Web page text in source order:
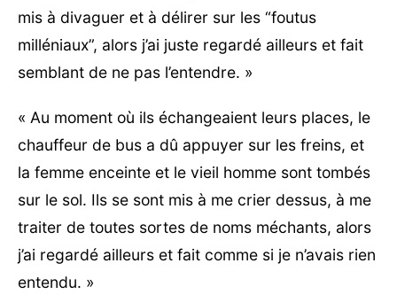
mis à divaguer et à délirer sur les “foutus
milléniaux”, alors j’ai juste regardé ailleurs et fait
semblant de ne pas l’entendre. »
« Au moment où ils échangeaient leurs places, le
chauffeur de bus a dû appuyer sur les freins, et
la femme enceinte et le vieil homme sont tombés
sur le sol. Ils se sont mis à me crier dessus, à me
traiter de toutes sortes de noms méchants, alors
j’ai regardé ailleurs et fait comme si je n’avais rien
entendu. »